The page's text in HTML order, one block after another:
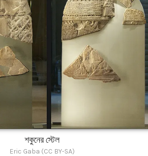
শকুনের স্টেল
Eric Gaba (CC BY-SA)